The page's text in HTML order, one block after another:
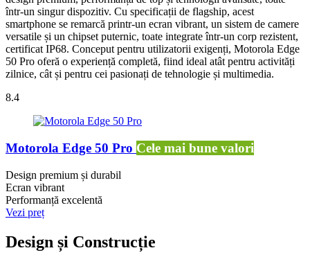
într-un singur dispozitiv. Cu specificații de flagship, acest
smartphone se remarcă printr-un ecran vibrant, un sistem de camere
versatile și un chipset puternic, toate integrate într-un corp rezistent,
certificat IP68. Conceput pentru utilizatorii exigenți, Motorola Edge
50 Pro oferă o experiență completă, fiind ideal atât pentru activități
zilnice, cât și pentru cei pasionați de tehnologie și multimedia.
8.4
Motorola Edge 50 Pro Cele mai bune valori
Design premium și durabil
Ecran vibrant
Performanță excelentă
Vezi preț
Design și Construcție